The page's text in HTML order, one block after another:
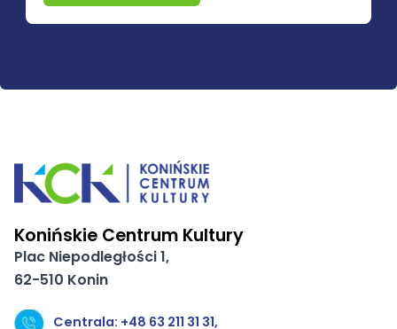
Konińskie Centrum Kultury
Plac Niepodległości 1,
62-510 Konin
Centrala: +48 63 211 31 31,